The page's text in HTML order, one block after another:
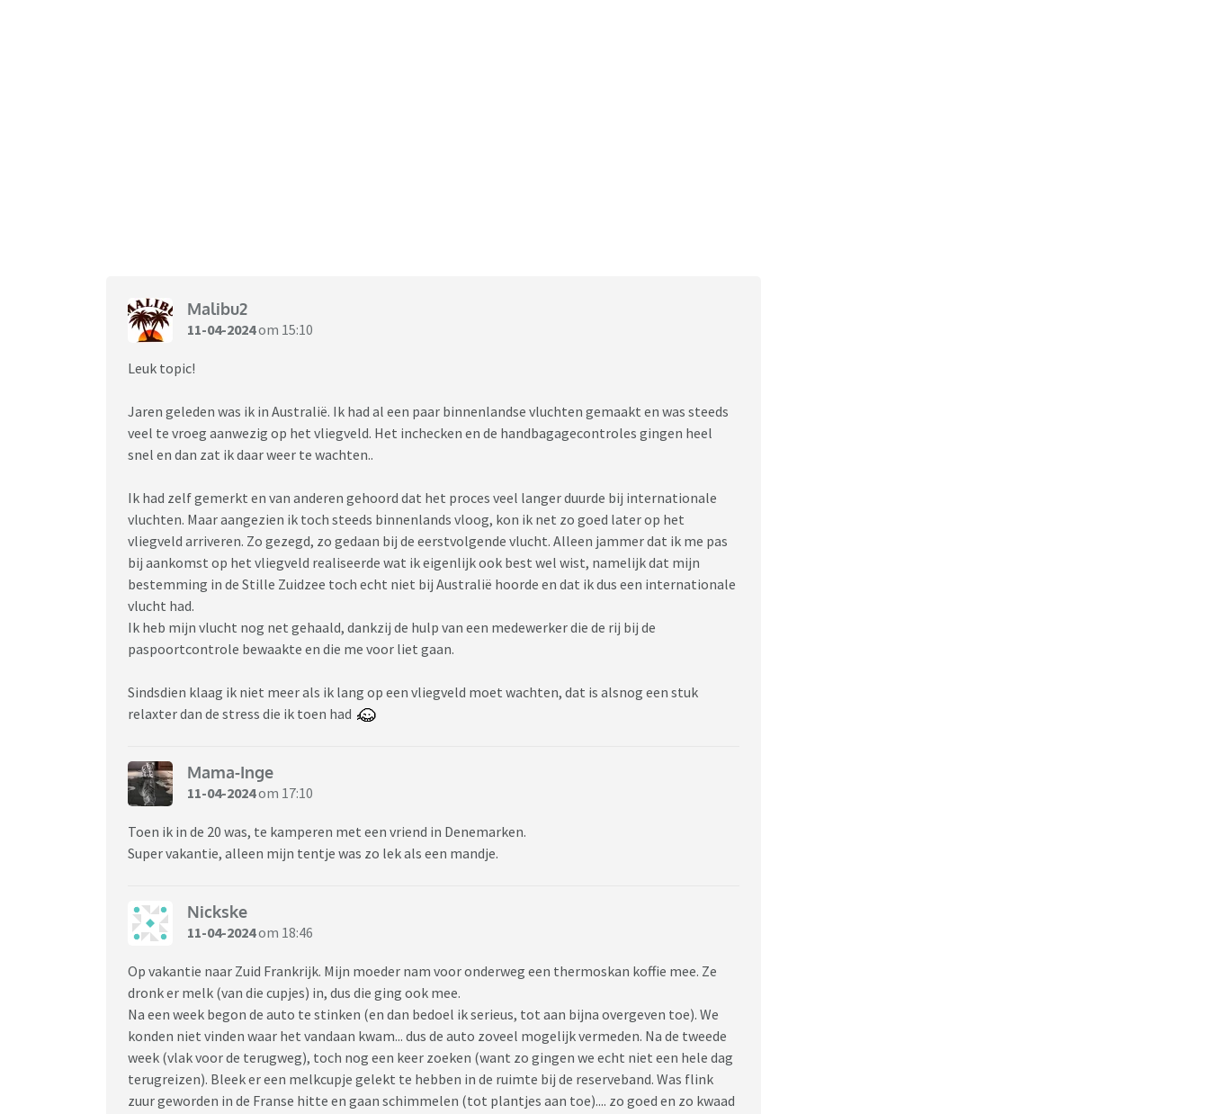
Malibu2
11-04-2024om 15:10
Leuk topic!
Jaren geleden was ik in Australië. Ik had al een paar binnenlandse vluchten gemaakt en was steeds
veel te vroeg aanwezig op het vliegveld. Het inchecken en de handbagagecontroles gingen heel
snel en dan zat ik daar weer te wachten..
Ik had zelf gemerkt en van anderen gehoord dat het proces veel langer duurde bij internationale
vluchten. Maar aangezien ik toch steeds binnenlands vloog, kon ik net zo goed later op het
vliegveld arriveren. Zo gezegd, zo gedaan bij de eerstvolgende vlucht. Alleen jammer dat ik me pas
bij aankomst op het vliegveld realiseerde wat ik eigenlijk ook best wel wist, namelijk dat mijn
bestemming in de Stille Zuidzee toch echt niet bij Australië hoorde en dat ik dus een internationale
vlucht had.
Ik heb mijn vlucht nog net gehaald, dankzij de hulp van een medewerker die de rij bij de
paspoortcontrole bewaakte en die me voor liet gaan.
Sindsdien klaag ik niet meer als ik lang op een vliegveld moet wachten, dat is alsnog een stuk
relaxter dan de stress die ik toen had
Mama-Inge
11-04-2024om 17:10
Toen ik in de 20 was, te kamperen met een vriend in Denemarken.
Super vakantie, alleen mijn tentje was zo lek als een mandje.
Nickske
11-04-2024om 18:46
Op vakantie naar Zuid Frankrijk. Mijn moeder nam voor onderweg een thermoskan koffie mee. Ze
dronk er melk (van die cupjes) in, dus die ging ook mee.
Na een week begon de auto te stinken (en dan bedoel ik serieus, tot aan bijna overgeven toe). We
konden niet vinden waar het vandaan kwam... dus de auto zoveel mogelijk vermeden. Na de tweede
week (vlak voor de terugweg), toch nog een keer zoeken (want zo gingen we echt niet een hele dag
terugreizen). Bleek er een melkcupje gelekt te hebben in de ruimte bij de reserveband. Was flink
zuur geworden in de Franse hitte en gaan schimmelen (tot plantjes aan toe).... zo goed en zo kwaad